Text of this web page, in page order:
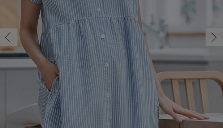
マタニティ トップス
マタニティ アウター（コート）・ママコート
マタニティ 授乳 キャミソール
産褥ショーツ
骨盤・マタニティベルト （妊娠中・産後）
産後 ガードル インナー
マタニティ 腹巻き
マタニティ フォーマル パンツ・ボトムス
【アウトレット】パジャマ
【アウトレット】インナー
【アウトレット】ベビー
コットン素材
冷房対策
接触冷感素材
Tシャツブラ
パジャマ
雑貨
ベビー
ツィード派
セットアップ派
セット
ワーク・オフィス
フォーマル / オケー
あったかアイテム｜
女の子におススメの
定番ギフト
もらって嬉しいギフト
かわいくておもしろ
レギンス・タイツ
あったか度◎
裏起毛素材
ブルーストライプ
￥3,344
カートに入れる
M-L/在庫あり
M-L/在庫あり
￥3,344
カートに入れる